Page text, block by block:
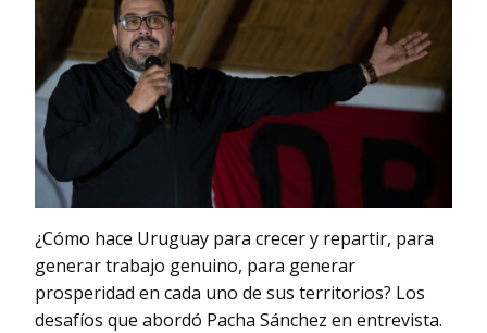
¿Cómo hace Uruguay para crecer y repartir, para
generar trabajo genuino, para generar
prosperidad en cada uno de sus territorios? Los
desafíos que abordó Pacha Sánchez en entrevista.